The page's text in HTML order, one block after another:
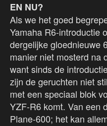
EN NU?
Als we het goed
Yamaha R6-introductie
dergelijke gloednieuwe
manier niet mosterd na
want sinds de
zijn de geruchten niet
met een speciaal blok
YZF-R6 komt. Van een
Plane-600; het kan